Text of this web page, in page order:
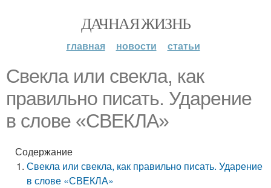
ДАЧНАЯ ЖИЗНЬ
главная новости статьи
Свекла или свекла, как
правильно писать. Ударение
в слове «СВЕКЛА»
Содержание
Свекла или свекла, как правильно писать. Ударение
в слове «СВЕКЛА»